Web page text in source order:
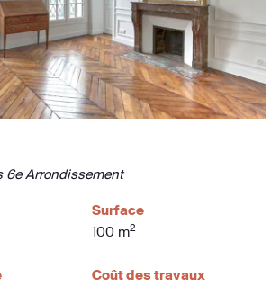
6e Arrondissement
Surface
100 m2
Coût des travaux